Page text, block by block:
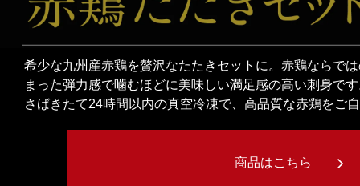
希少な九州産赤鶏を贅沢なたたきセットに。赤鶏ならで
まった弾力感で噛むほどに美味しい満足感の高い刺身で
さばきたて24時間以内の真空冷凍で、高品質な赤鶏をご
商品はこちら